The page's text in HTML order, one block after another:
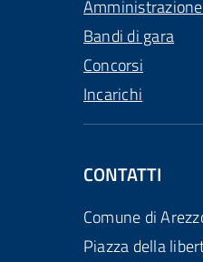
Bandi di gara
Concorsi
Incarichi
CONTATTI
Comune di
Piazza della